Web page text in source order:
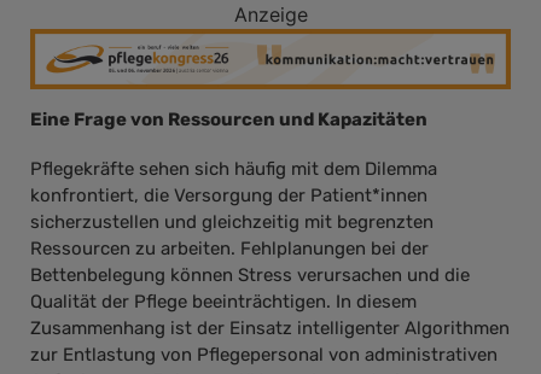
Anzeige
Eine Frage von Ressourcen und Kapazitäten
Pflegekräfte sehen sich häufig mit dem Dilemma
konfrontiert, die Versorgung der Patient*innen
sicherzustellen und gleichzeitig mit begrenzten
Ressourcen zu arbeiten. Fehlplanungen bei der
Bettenbelegung können Stress verursachen und die
Qualität der Pflege beeinträchtigen. In diesem
Zusammenhang ist der Einsatz intelligenter Algorithmen
zur Entlastung von Pflegepersonal von administrativen